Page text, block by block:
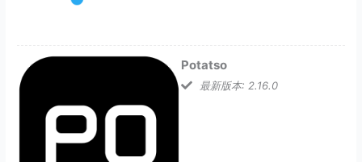
Potatso
最新版本: 2.16.0